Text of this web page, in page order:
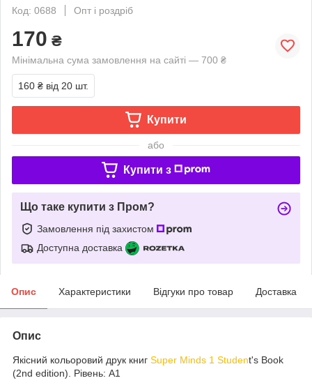
Код: 0688
Опт і роздріб
170 ₴
Мінімальна сума замовлення на сайті — 700 ₴
160 ₴ від 20 шт.
Купити
або
Купити з
Що таке купити з Пром?
Замовлення під захистом
Доступна доставка
Опис Характеристики Відгуки про товар Доставка
Опис
Якісний кольоровий друк книг Super Minds 1 Student's Book
(2nd edition). Рівень: A1